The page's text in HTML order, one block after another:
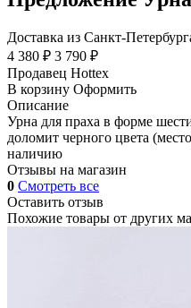
Доставка из Санкт-
4 380 ₽ 3 790 ₽
Продавец Hottex
В корзину Оформить
Описание
Урна для праха в форме
доломит черного цвета
наличию
Отзывы на магазин
0 Смотреть все
Оставить отзыв
Похожие товары от других